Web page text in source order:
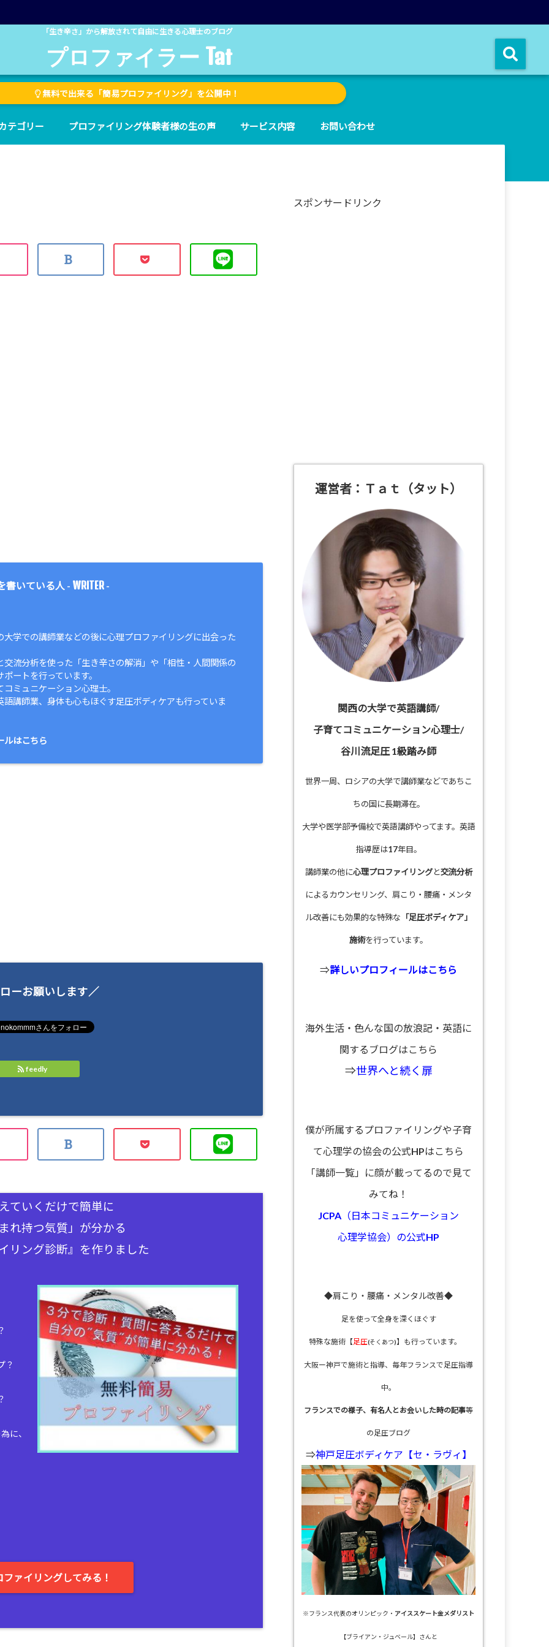
「生き辛さ」から解放されて自由に生きる心理士のブログ
プロファイラー Tat
無料で出来る「簡易プロファイリング」を公開中！
テゴリー プロファイリング体験者様の生の声 サービス内容 お問い合わせ
書いている人 - WRITER-
大学での講師業などの後に心理プロファイリングに出会った
交流分析を使った「生き辛さの解消」や「相性・人間関係の
ートを行っています。
ミュニケーション心理士。
語講師業、身体も心もほぐす足圧ボディケアも行っていま
ルはこちら
ーお願いします／
feedly
ていくだけで簡単に
れ持つ気質」が分かる
リング診断』を作りました
？
に、
ァイリングしてみる！
スポンサードリンク
運営者：Ｔａｔ（タット）
関西の大学で英語講師/
子育てコミュニケーション心理士/
谷川流足圧 1級踏み師
世界一周、ロシアの大学で講師業などであちこ
ちの国に長期滞在。
大学や医学部予備校で英語講師やってます。英語
指導歴は17年目。
講師業の他に心理プロファイリングと交流分析
によるカウンセリング、肩こり・腰痛・メンタ
ル改善にも効果的な特殊な 「足圧ボディケア」
施術を行っています。
⇒詳しいプロフィールはこちら
海外生活・色んな国の放浪記・英語に
関するブログはこちら
⇒世界へと続く扉
僕が所属するプロファイリングや子育
て心理学の協会の公式HPはこちら
「講師一覧」に顔が載ってるので見て
みてね！
JCPA（日本コミュニケーション
心理学協会）の公式HP
◆肩こり・腰痛・メンタル改善◆
足を使って全身を深くほぐす
特殊な施術【足圧(そくあつ)】も行っています。
大阪ー神戸で施術と指導、 毎年フランスで足圧指導
中。
フランスでの様子、有名人とお会いした時の記事等
の足圧ブログ
⇒神戸足圧ボディケア【セ・ラヴィ】
※フランス代表のオリンピック・ アイススケート金メダリスト
【ブライアン・ジュベール】さんと